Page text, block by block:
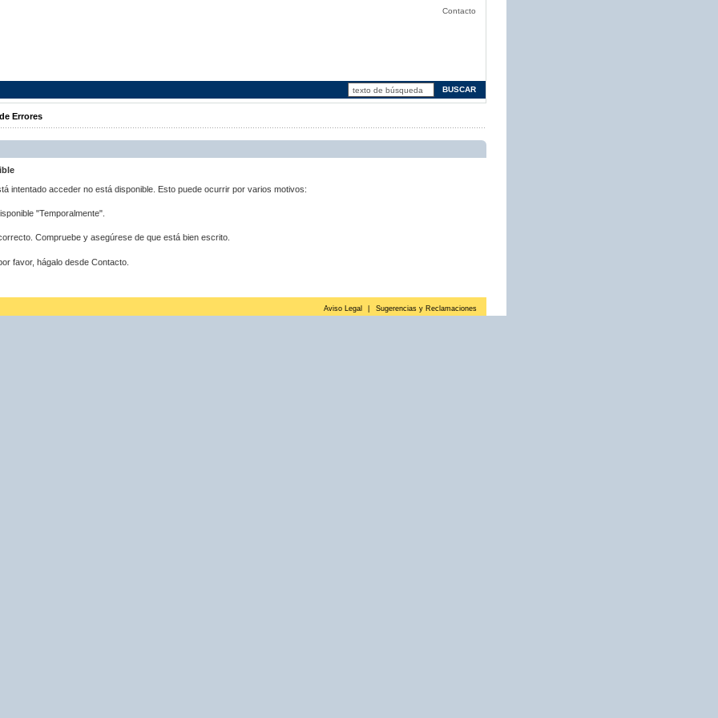
Contacto
Errores
intentado acceder no está disponible. Esto puede ocurrir por varios motivos:
"Temporalmente".
Compruebe y asegúrese de que está bien escrito.
favor, hágalo desde Contacto.
Aviso Legal Sugerencias y Reclamaciones